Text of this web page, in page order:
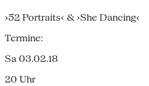
›52 Portraits‹ & ›She Dancing‹
Termine:
Sa 03.02.18
20 Uhr